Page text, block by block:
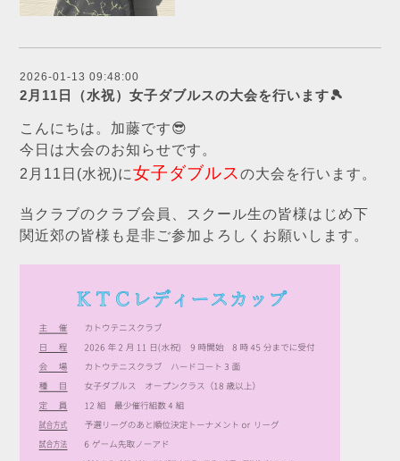
2026-01-13 09:48:00
2月11日（水祝）女子ダブルスの大会を行います🎾
こんにちは。加藤です😎
今日は大会のお知らせです。
2月11日(水祝)に女子ダブルス の大会を行います。
当クラブのクラブ会員、スクール生の皆様はじめ下
関近郊の皆様も 是非ご参加よろしくお願いします。